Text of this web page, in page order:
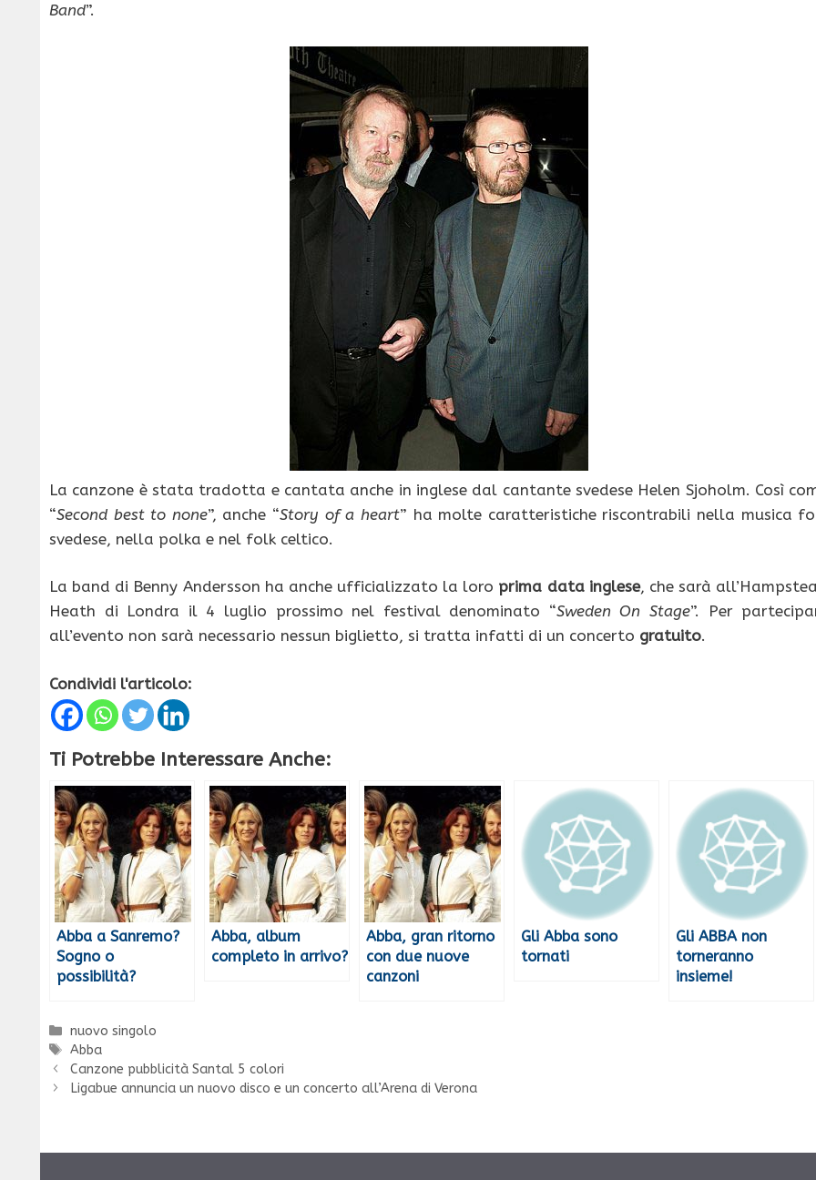
Band”.
La canzone è stata tradotta e cantata anche in inglese dal cantante svedese Helen Sjoholm. Così
“Second best to none”, anche “Story of a heart” ha molte caratteristiche riscontrabili nella musica
svedese, nella polka e nel folk celtico.
La band di Benny Andersson ha anche ufficializzato la loro prima data inglese, che sarà
Heath di Londra il 4 luglio prossimo nel festival denominato “Sweden On Stage”. Per
all’evento non sarà necessario nessun biglietto, si tratta infatti di un concerto gratuito.
Condividi l'articolo:
Ti Potrebbe Interessare Anche:
Abba a Sanremo?
Sogno o
possibilità?
Abba, album
completo in arrivo?
Abba, gran ritorno
con due nuove
canzoni
Gli Abba sono
tornati
Gli ABBA non
torneranno
insieme!
Categorie
nuovo singolo
Tag
Abba
Canzone pubblicità Santal 5 colori
Ligabue annuncia un nuovo disco e un concerto all’Arena di Verona